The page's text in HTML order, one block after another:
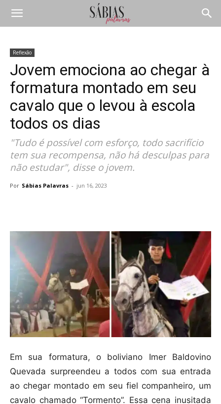
Reflexão
Jovem emociona ao chegar à
formatura montado em seu
cavalo que o levou à escola
todos os dias
"Tudo é possível com esforço, todo sacrifício
tem sua recompensa, não há desculpas para
não estudar", disse o jovem.
Por Sábias Palavras - jun 16, 2023
Em sua formatura, o boliviano Imer Baldovino
Quevada surpreendeu a todos com sua entrada
ao chegar montado em seu fiel companheiro, um
cavalo chamado “Tormento”. Essa cena inusitada